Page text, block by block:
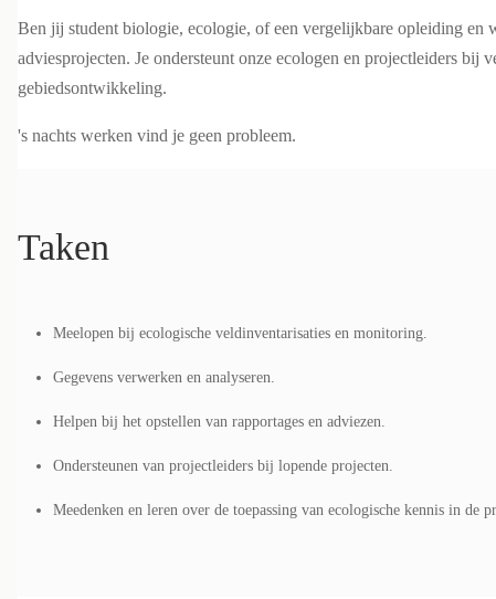
Ben jij student biologie, ecologie, of een vergelijkbare opleiding en
adviesprojecten. Je ondersteunt onze ecologen en projectleiders bij
gebiedsontwikkeling.
's nachts werken vind je geen probleem.
Taken
Meelopen bij ecologische veldinventarisaties en monitoring.
Gegevens verwerken en analyseren.
Helpen bij het opstellen van rapportages en adviezen.
Ondersteunen van projectleiders bij lopende projecten.
Meedenken en leren over de toepassing van ecologische kennis in de